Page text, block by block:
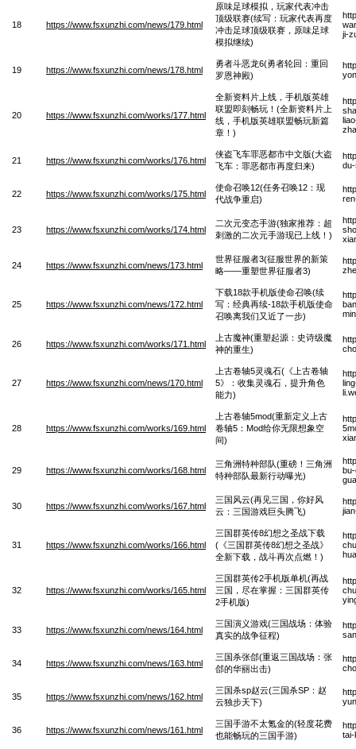
18 https://www.fsxunzhi.com/news/179.html
原味足球模拟，玩家代表冲击
顶级联赛(续写：玩家代表再度
冲击足球顶级联赛，原味足球
模拟继续)
ji-
19 https://www.fsxunzhi.com/news/178.html
勇者斗恶龙6(勇者轮回：重回
罗恩神殿)
20 https://www.fsxunzhi.com/works/177.html
全新资料片上线，手机版英雄
联盟即刻畅玩！(全新资料片上
线，手机版英雄联盟畅玩新篇
章！)
21 https://www.fsxunzhi.com/works/176.html
侠盗飞车罪恶都市中文版(大盗
飞车：罪恶都市再度归来)
22 https://www.fsxunzhi.com/works/175.html
使命召唤12(任务召唤12：现
代战争重启)
23 https://www.fsxunzhi.com/works/174.html
二次元变态手游(独家推荐：超
刺激的二次元手游现已上线！)
24 https://www.fsxunzhi.com/news/173.html
世界征服者3(征服世界的新策
略——重塑世界征服者3)
25 https://www.fsxunzhi.com/news/172.html
下载18款手机版使命召唤(续
写：经典再续-18款手机版使命
召唤离我们又近了一步)
26 https://www.fsxunzhi.com/works/171.html
上古魔神(重塑起源：史诗级魔
神的重生)
27 https://www.fsxunzhi.com/news/170.html
上古卷轴5灵魂石(《上古卷轴
5》：收集灵魂石，提升角色
能力)
28 https://www.fsxunzhi.com/works/169.html
上古卷轴5mod(重新定义上古
卷轴5：Mod给你无限想象空
间)
29 https://www.fsxunzhi.com/works/168.html
三角洲特种部队(重磅！三角洲
特种部队最新行动曝光)
30 https://www.fsxunzhi.com/works/167.html
三国风云(再见三国，你好风
云：三国游戏巨头腾飞)
31 https://www.fsxunzhi.com/works/166.html
三国群英传8幻想之圣战下载
(《三国群英传8幻想之圣战》
全新下载，战斗再次点燃！)
32 https://www.fsxunzhi.com/works/165.html
三国群英传2手机版单机(再战
三国，尽在掌握：三国群英传
2手机版)
33 https://www.fsxunzhi.com/news/164.html
三国演义游戏(三国战场：体验
真实的战争征程)
34 https://www.fsxunzhi.com/news/163.html
三国杀张郃(重返三国战场：张
郃的华丽出击)
35 https://www.fsxunzhi.com/news/162.html
三国杀sp赵云(三国杀SP：赵
云独步天下)
36 https://www.fsxunzhi.com/news/161.html
三国手游不太氪金的(轻度花费
也能畅玩的三国手游)